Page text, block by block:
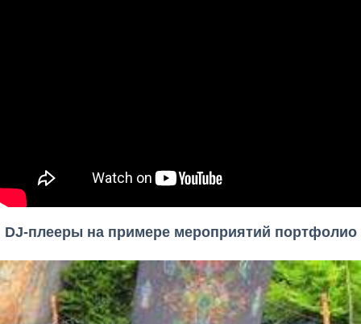
DJ-плееры на примере мероприятий портфолио